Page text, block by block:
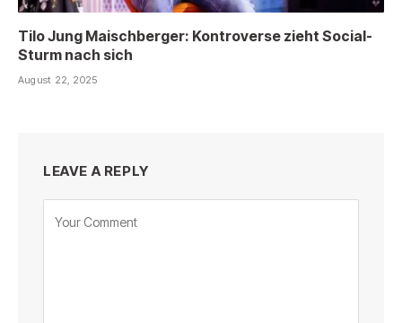
Tilo Jung Maischberger: Kontroverse zieht Social-
Sturm nach sich
August 22, 2025
LEAVE A REPLY